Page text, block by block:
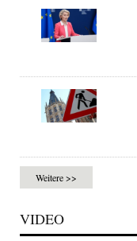
Weitere >>
VIDEO